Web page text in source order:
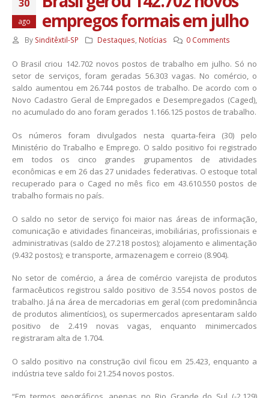
30
ago
empregos formais em julho
By Sinditêxtil-SP Destaques, Notícias 0 Comments
O Brasil criou 142.702 novos postos de trabalho em julho. Só no
setor de serviços, foram geradas 56.303 vagas. No comércio, o
saldo aumentou em 26.744 postos de trabalho. De acordo com o
Novo Cadastro Geral de Empregados e Desempregados (Caged),
no acumulado do ano foram gerados 1.166.125 postos de trabalho.
Os números foram divulgados nesta quarta-feira (30) pelo
Ministério do Trabalho e Emprego. O saldo positivo foi registrado
em todos os cinco grandes grupamentos de atividades
econômicas e em 26 das 27 unidades federativas. O estoque total
recuperado para o Caged no mês fico em 43.610.550 postos de
trabalho formais no país.
O saldo no setor de serviço foi maior nas áreas de informação,
comunicação e atividades financeiras, imobiliárias, profissionais e
administrativas (saldo de 27.218 postos); alojamento e alimentação
(9.432 postos); e transporte, armazenagem e correio (8.904).
No setor de comércio, a área de comércio varejista de produtos
farmacêuticos registrou saldo positivo de 3.554 novos postos de
trabalho. Já na área de mercadorias em geral (com predominância
de produtos alimentícios), os supermercados apresentaram saldo
positivo de 2.419 novas vagas, enquanto minimercados
registraram alta de 1.704.
O saldo positivo na construção civil ficou em 25.423, enquanto a
indústria teve saldo foi 21.254 novos postos.